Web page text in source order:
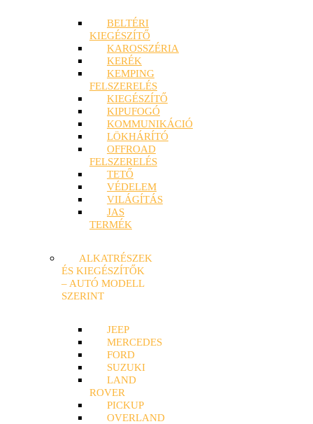
BELTÉRI
KIEGÉSZÍTŐ
KAROSSZÉRIA
KERÉK
KEMPING
FELSZERELÉS
KIEGÉSZÍTŐ
KIPUFOGÓ
KOMMUNIKÁCIÓ
LÖKHÁRÍTÓ
OFFROAD
FELSZERELÉS
TETŐ
VÉDELEM
VILÁGÍTÁS
JAS
TERMÉK
ALKATRÉSZEK
ÉS KIEGÉSZÍTŐK
– AUTÓ MODELL
SZERINT
JEEP
MERCEDES
FORD
SUZUKI
LAND
ROVER
PICKUP
OVERLAND